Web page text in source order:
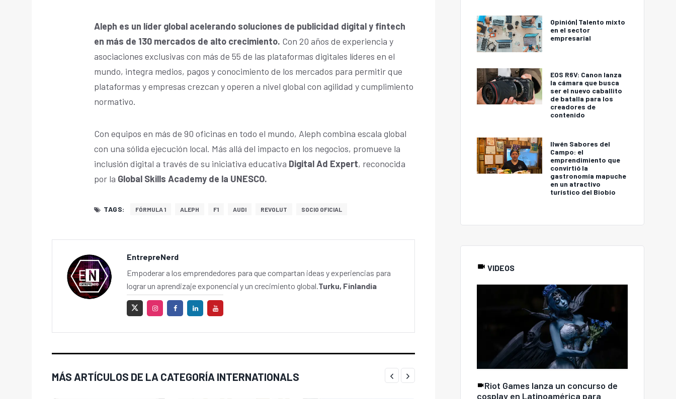
Aleph es un líder global acelerando soluciones de publicidad digital y fintech
en más de 130 mercados de alto crecimiento. Con 20 años de experiencia y
asociaciones exclusivas con más de 55 de las plataformas digitales líderes en el
mundo, integra medios, pagos y conocimiento de los mercados para permitir que
plataformas y empresas crezcan y operen a nivel global con agilidad y cumplimiento
normativo.
Con equipos en más de 90 oficinas en todo el mundo, Aleph combina escala global
con una sólida ejecución local. Más allá del impacto en los negocios, promueve la
inclusión digital a través de su iniciativa educativa Digital Ad Expert, reconocida
por la Global Skills Academy de la UNESCO.
TAGS: FÓRMULA 1 ALEPH F1 AUDI REVOLUT SOCIO OFICIAL
EntrepreNerd
Empoderar a los emprendedores para que compartan ideas y experiencias para
lograr un aprendizaje exponencial y un crecimiento global.Turku, Finlandia
MÁS ARTÍCULOS DE LA CATEGORÍA INTERNATIONALS
Opinión| Talento mixto
en el sector
empresarial
EOS R6V: Canon lanza
la cámara que busca
ser el nuevo caballito
de batalla para los
creadores de
contenido
Ilwén Sabores del
Campo: el
emprendimiento que
convirtió la
gastronomía mapuche
en un atractivo
turístico del Biobío
VIDEOS
Riot Games lanza un concurso de
cosplay en Latinoamérica para